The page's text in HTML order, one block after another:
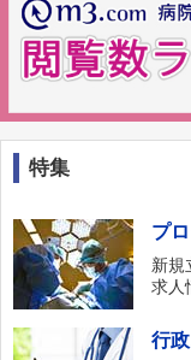
特集
プ
新規
求人
行